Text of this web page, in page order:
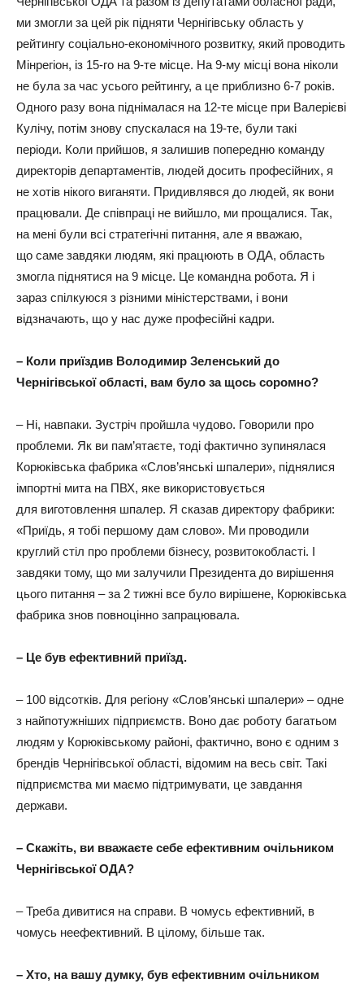
ми змогли за цей рік підняти Чернігівську область у
рейтингу соціально-економічного розвитку, який проводить
Мінрегіон, із 15-го на 9-те місце. На 9-му місці вона ніколи
не була за час усього рейтингу, а це приблизно 6-7 років.
Одного разу вона піднімалася на 12-те місце при Валерієві
Кулічу, потім знову спускалася на 19-те, були такі
періоди. Коли прийшов, я залишив попередню команду
директорів департаментів, людей досить професійних, я
не хотів нікого виганяти. Придивлявся до людей, як вони
працювали. Де співпраці не вийшло, ми прощалися. Так,
на мені були всі стратегічні питання, але я вважаю,
що саме завдяки людям, які працюють в ОДА, область
змогла піднятися на 9 місце. Це командна робота. Я і
зараз спілкуюся з різними міністерствами, і вони
відзначають, що у нас дуже професійні кадри.
– Коли приїздив Володимир Зеленський до
Чернігівської області, вам було за щось соромно?
– Ні, навпаки. Зустріч пройшла чудово. Говорили про
проблеми. Як ви пам’ятаєте, тоді фактично зупинялася
Корюківська фабрика «Слов’янські шпалери», піднялися
імпортні мита на ПВХ, яке використовується
для виготовлення шпалер. Я сказав директору фабрики:
«Приїдь, я тобі першому дам слово». Ми проводили
круглий стіл про проблеми бізнесу, розвитокобласті. І
завдяки тому, що ми залучили Президента до вирішення
цього питання – за 2 тижні все було вирішене, Корюківська
фабрика знов повноцінно запрацювала.
– Це був ефективний приїзд.
– 100 відсотків. Для регіону «Слов’янські шпалери» – одне
з найпотужніших підприємств. Воно дає роботу багатьом
людям у Корюківському районі, фактично, воно є одним з
брендів Чернігівської області, відомим на весь світ. Такі
підприємства ми маємо підтримувати, це завдання
держави.
– Скажіть, ви вважаєте себе ефективним очільником
Чернігівської ОДА?
– Треба дивитися на справи. В чомусь ефективний, в
чомусь неефективний. В цілому, більше так.
– Хто, на вашу думку, був ефективним очільником